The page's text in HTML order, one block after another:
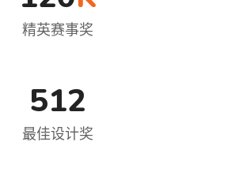
精英赛事奖
512
最佳设计奖